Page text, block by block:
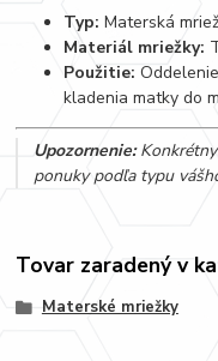
Typ: Materská
Materiál mriežky:
Použitie:
kladenia matky do
Upozornenie:Konkrétny
ponuky podľa typu
Tovar zaradený v
Materské mriežky